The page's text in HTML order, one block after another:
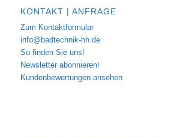
KONTAKT | ANFRAGE
Zum Kontaktformular
info@badtechnik-hh.de
So finden Sie uns!
Newsletter abonnieren!
Kundenbewertungen ansehen